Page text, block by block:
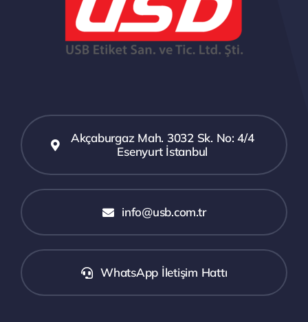
Akçaburgaz Mah. 3032 Sk. No: 4/4
Esenyurt İstanbul
info@usb.com.tr
WhatsApp İletişim Hattı